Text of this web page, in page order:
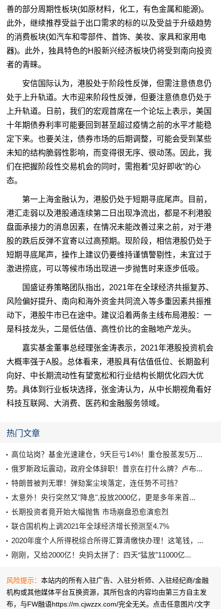
善的部分周期性板块(如原材料，化工，有色金属和能源)。
此外，继续推荐受益于出口需求的标的以及受益于升级趋势
的消费板块(如汽车和零部件、首饰、美妆、家具和家用电
器)。此外，独具特色的H股新兴经济板块仍将受到南向投资
者的青睐。
安信国际认为，港股处于阶段性反弹，但需注意债息仍
处于上升轨道。大市迎来阶段性反弹，但要注意债息仍处于
上升轨道。日前，我们的宏观首席在一个论坛上表示，美国
十年期债券利率可能要回到甚至超过疫情之前的水平才能稳
定下来。也要关注，债券市场的后期调整，可能会受到某些
未知的结构脆弱性影响，而变得很无序、很动荡。因此，我
们在把握阶段性交易机会的同时，需抱着“见好即收”的心
态。
第一上海金融认为，港股仍处于短期寻底尾声。目前，
港汇走弱以及港股通连续第二日出现净流出，都是不利港股
盘面承接力的消息因素，在情况未能改善过来之前，对于港
股的跌后反弹不宜寄以过高预期。现阶段，相信港股仍处于
短期寻底尾声，操作上建议仍要维持谨慎警剔性，未宜过于
激进捞底，可以等候市场出现进一步抛售时来逐步低吸。
国盛证券策略团队指出，2021年在全球经济共振复苏、
风险偏好提升、南向和海外资金共同流入等多重因素共振推
动下，港股牛市已在途中。建议沿着两条主线布局港股：一
是科技龙头，二是低估值、高性价比的金融地产龙头。
嘉实基金董事总经理张金涛表示，2021年港股投资机会
大概率强于A股。总体看来，港股具有估值低位、长期盈利
向好、中长期流动性有望宽松和行业结构长期优化四大优
势。具体到行业板块选择，张金涛认为，从中长期视角看好
科技互联网、大消费、医药和金融服务领域。
热门文章
高位站岗？基金光速建仓，9天巨亏14%！重仓股蒸发5万...
俄罗斯政坛震动，政府全体辞职！普京在打什么牌？卢布...
特朗普被判无罪！弹劾案尘埃落定，连任势不可挡？
太意外！央行突然又"降息",投放2000亿，更是多年来首...
长期投资者竟开始大幅抛售 市场崩盘恐愈演愈烈
联合国机构上调2021年全球经济增长预测至4.7%
2020年度个人所得税综合所得汇算清缴快办理！这笔钱，...
刚刚，又给2000亿！央妈太拼了：四天“猛放”11000亿...
风险提示：本站内的所有入驻广告、入驻分析师、入驻经纪商/金融
机构或其他媒体平台互换资源，其所包含的内容均由第三方自主发
布，与FW融语https://m.cjwzzx.com/完全无关。点击任意图片/文字